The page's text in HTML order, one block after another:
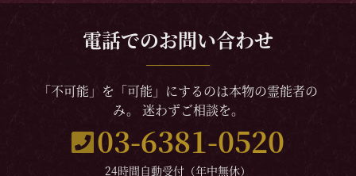
電話でのお問い合わせ
「不可能」を「可能」にするのは本物の霊能者の
み。 迷わずご相談を。
03-6381-0520
24時間自動受付（年中無休）